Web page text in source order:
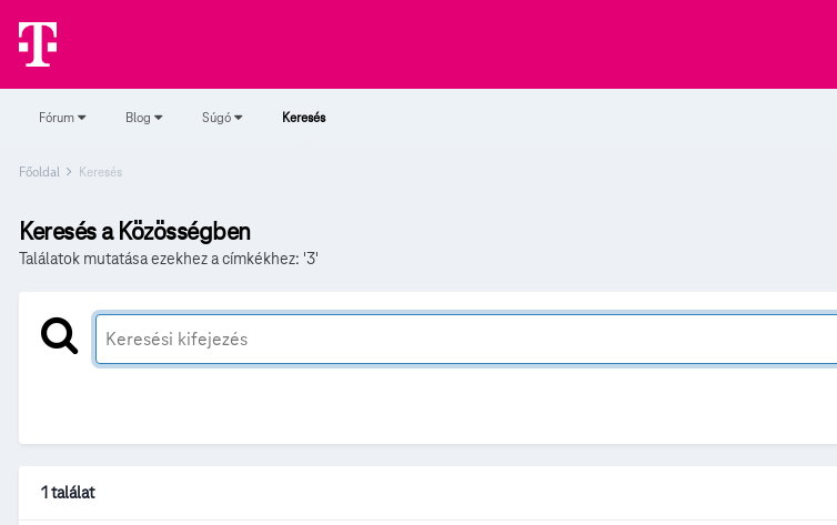
Fórum Blog Súgó Keresés
Főoldal Keresés
Keresés a Közösségben
Találatok mutatása ezekhez a címkékhez: '3'
1 találat